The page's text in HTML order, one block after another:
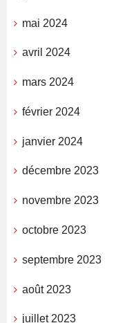
mai 2024
avril 2024
mars 2024
février 2024
janvier 2024
décembre 2023
novembre 2023
octobre 2023
septembre 2023
août 2023
juillet 2023